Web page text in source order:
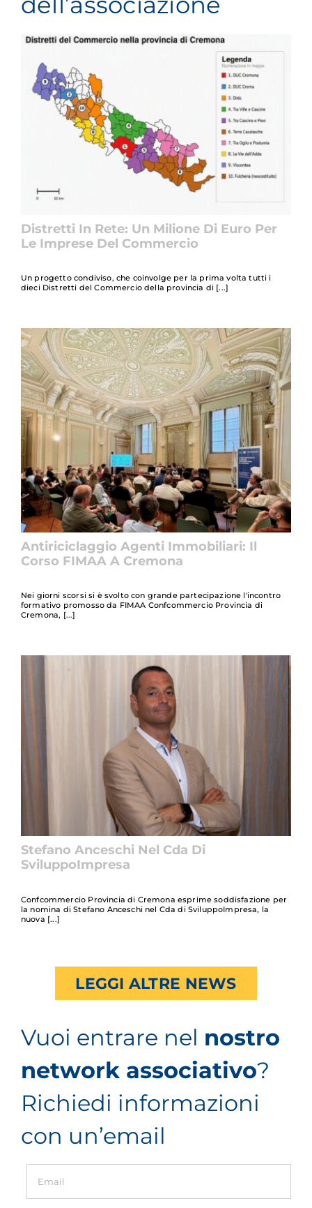
Distretti In Rete: Un Milione Di Euro Per
Le Imprese Del Commercio
Un progetto condiviso, che coinvolge per la prima volta tutti i
dieci Distretti del Commercio della provincia di
Antiriciclaggio Agenti Immobiliari: Il
Corso FIMAA A Cremona
Nei giorni scorsi si è svolto con grande partecipazione l'incontro
formativo promosso da FIMAA Confcommercio Provincia di
Cremona,
Stefano Anceschi Nel Cda Di
SviluppoImpresa
Confcommercio Provincia di Cremona esprime soddisfazione per
la nomina di Stefano Anceschi nel Cda di SviluppoImpresa, la
nuova
LEGGI ALTRE NEWS
Vuoi entrare nel nostro
network associativo?
Richiedi informazioni
con un’email